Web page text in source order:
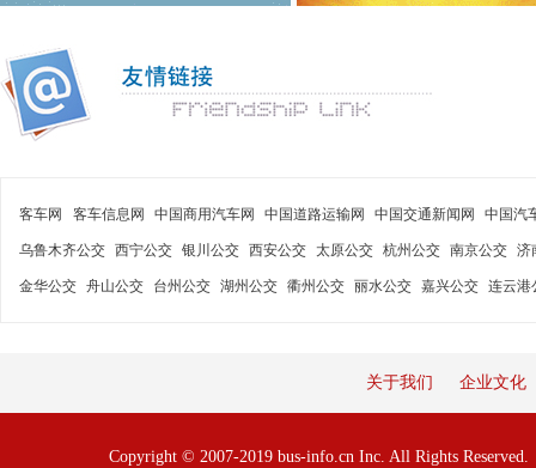
客车网 客车信息网 中国商用汽车网 中国道路运输网 中国交通新闻网 中国汽
乌鲁木齐公交 西宁公交 银川公交 西安公交 太原公交 杭州公交 南京公交 济
金华公交 舟山公交 台州公交 湖州公交 衢州公交 丽水公交 嘉兴公交 连云港
关于我们 企业文化
Copyright © 2007-2019 bus-info.cn Inc. All Rights